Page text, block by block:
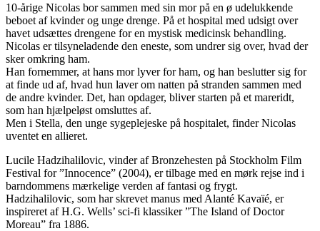
10-årige Nicolas bor sammen med sin mor på en ø udelukkende
beboet af kvinder og unge drenge. På et hospital med udsigt over
havet udsættes drengene for en mystisk medicinsk behandling.
Nicolas er tilsyneladende den eneste, som undrer sig over, hvad der
sker omkring ham.
Han fornemmer, at hans mor lyver for ham, og han beslutter sig for
at finde ud af, hvad hun laver om natten på stranden sammen med
de andre kvinder. Det, han opdager, bliver starten på et mareridt,
som han hjælpeløst omsluttes af.
Men i Stella, den unge sygeplejeske på hospitalet, finder Nicolas
uventet en allieret.
Lucile Hadzihalilovic, vinder af Bronzehesten på Stockholm Film
Festival for ”Innocence” (2004), er tilbage med en mørk rejse ind i
barndommens mærkelige verden af fantasi og frygt.
Hadzihalilovic, som har skrevet manus med Alanté Kavaïé, er
inspireret af H.G. Wells’ sci-fi klassiker ”The Island of Doctor
Moreau” fra 1886.